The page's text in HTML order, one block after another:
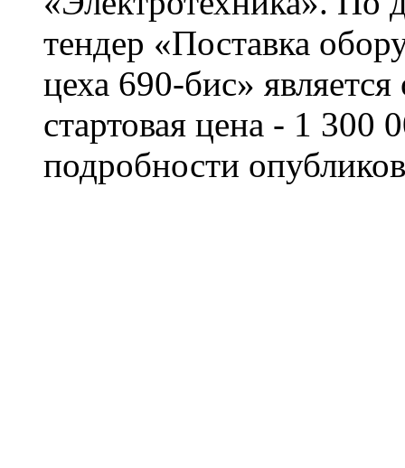
тендер «Поставка
цеха 690-бис»
стартовая цена - 1 300
подробности